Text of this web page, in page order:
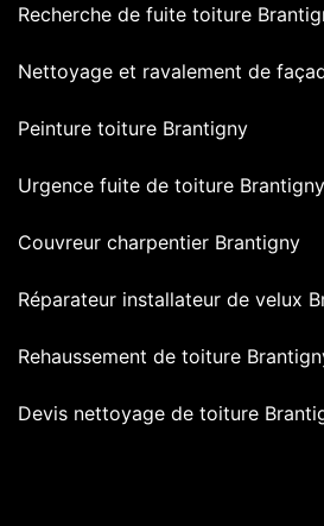
Recherche de fuite toiture
Nettoyage et ravalement de
Peinture toiture Brantigny
Urgence fuite de toiture Brantigny
Couvreur charpentier Brantigny
Réparateur installateur de velux
Rehaussement de toiture
Devis nettoyage de toiture